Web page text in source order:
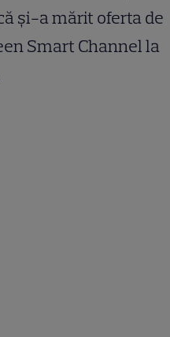
și-a mărit oferta de
Smart Channel la